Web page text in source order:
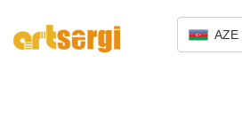
AZE